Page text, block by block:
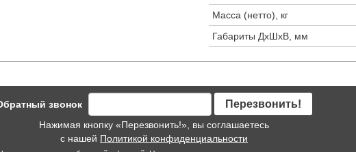
Масса (нетто), кг
Габариты ДхШхВ, мм
звонок Перезвонить!
Нажимая кнопку «Перезвонить!», вы соглашаетесь
с нашей Политикой конфиденциальности